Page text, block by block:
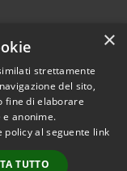
© 2026 • Comune di
• Powered by
•
Accesso
×
strettamente
del sito,
fine di elaborare
anonime.
al seguente link
TUTTO